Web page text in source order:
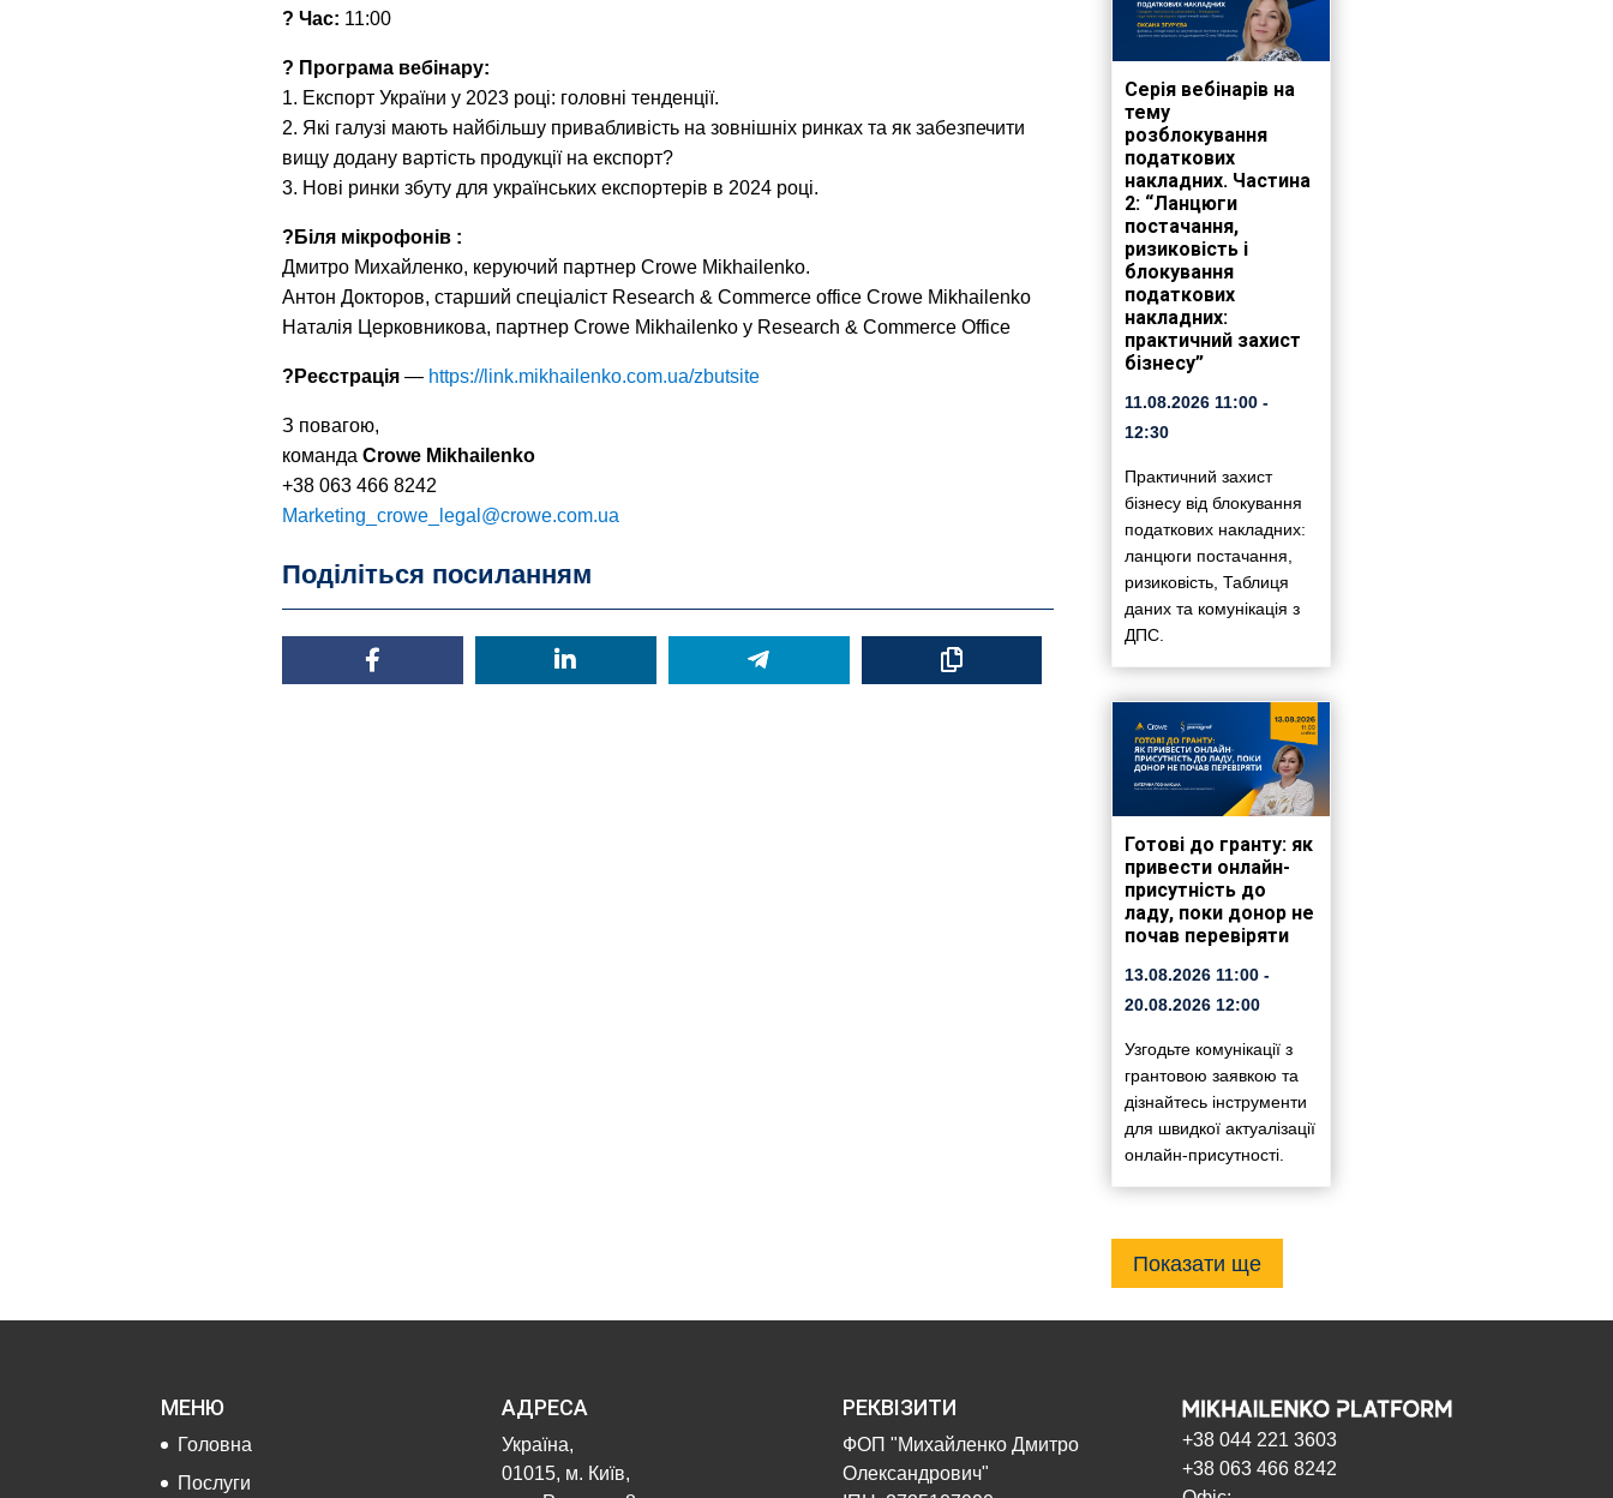
? Час: 11:00
? Програма вебінару:
1. Експорт України у 2023 році: головні тенденції.
2. Які галузі мають найбільшу привабливість на зовнішніх ринках та як забезпечити
вищу додану вартість продукції на експорт?
3. Нові ринки збуту для українських експортерів в 2024 році.
?️Біля мікрофонів :
Дмитро Михайленко, керуючий партнер Crowe Mikhailenko.
Антон Докторов, старший спеціаліст Research & Commerce office Crowe Mikhailenko
Наталія Церковникова, партнер Crowe Mikhailenko у Research & Commerce Office
?Реєстрація — https://link.mikhailenko.com.ua/zbutsite
З повагою,
командаCrowe Mikhailenko
+38 063 466 8242
Marketing_crowe_legal@crowe.com.ua
Поділіться посиланням
Серія вебінарів на
тему
розблокування
податкових
накладних. Частина
2: “Ланцюги
постачання,
ризиковість і
блокування
податкових
накладних:
практичний захист
бізнесу”
11.08.2026 11:00 -
12:30
Практичний захист
бізнесу від блокування
податкових накладних:
ланцюги постачання,
ризиковість, Таблиця
даних та комунікація з
ДПС.
Готові до гранту: як
привести онлайн-
присутність до
ладу, поки донор не
почав перевіряти
13.08.2026 11:00 -
20.08.2026 12:00
Узгодьте комунікації з
грантовою заявкою та
дізнайтесь інструменти
для швидкої актуалізації
онлайн-присутності.
Показати ще
МЕНЮ
Головна
Послуги
АДРЕСА
Україна,
01015, м. Київ,
РЕКВІЗИТИ
ФОП "Михайленко Дмитро
Олександрович"
+38 044 221 3603
+38 063 466 8242